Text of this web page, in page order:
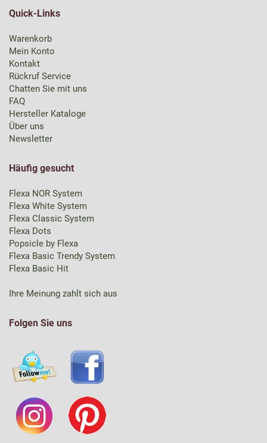
Quick-Links
Warenkorb
Mein Konto
Kontakt
Rückruf Service
Chatten Sie mit uns
FAQ
Hersteller Kataloge
Über uns
Newsletter
Häufig gesucht
Flexa NOR System
Flexa White System
Flexa Classic System
Flexa Dots
Popsicle by Flexa
Flexa Basic Trendy System
Flexa Basic Hit
Ihre Meinung zahlt sich aus
Folgen Sie uns